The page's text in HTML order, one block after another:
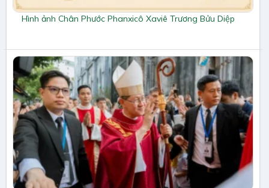
Hình ảnh Chân Phước Phanxicô Xaviê Trương Bửu Diệp